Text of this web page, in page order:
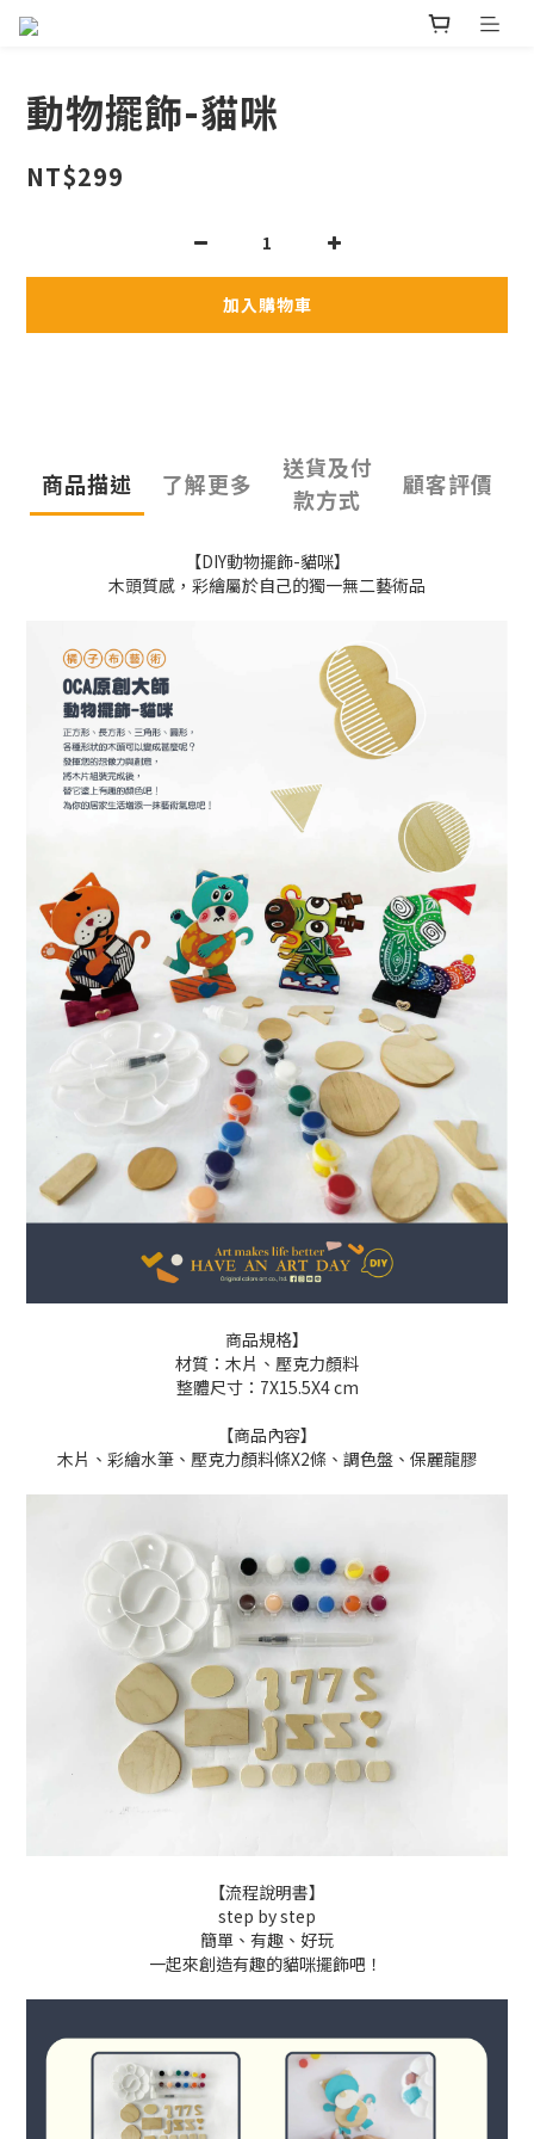
動物擺飾-貓咪
NT$299
加入購物車
商品描述 了解更多
送貨及付
款方式
顧客評價
【DIY動物擺飾-貓咪】
木頭質感，彩繪屬於自己的獨一無二藝術品
商品規格】
材質：木片、壓克力顏料
整體尺寸：7X15.5X4 cm
【商品內容】
木片、彩繪水筆、壓克力顏料條X2條、調色盤、保麗龍膠
【流程說明書】
step by step
簡單、有趣、好玩
一起來創造有趣的貓咪擺飾吧！